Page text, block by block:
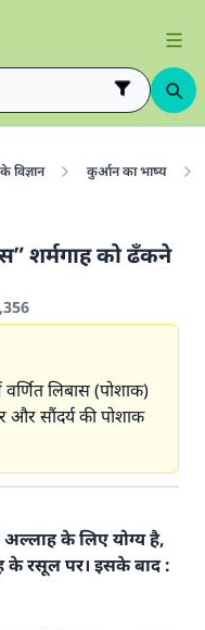
कुर्आन का भाष्य
शर्मगाह को ढँकने
लिबास (पोशाक)
और सौंदर्य की पोशाक
के लिए योग्य है,
के रसूल पर। इसके बाद :